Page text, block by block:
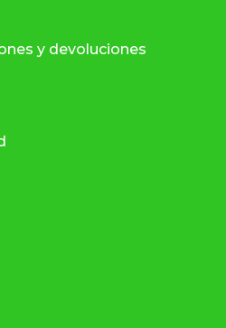
y devoluciones